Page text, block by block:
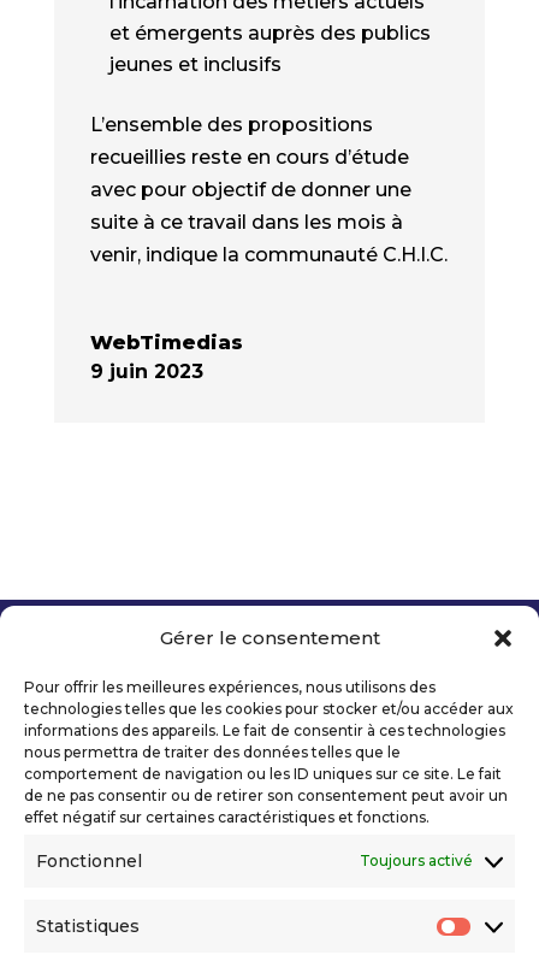
Gérer le consentement
Pour offrir les meilleures expériences, nous utilisons des
technologies telles que les cookies pour stocker et/ou accéder aux
informations des appareils. Le fait de consentir à ces technologies
nous permettra de traiter des données telles que le
comportement de navigation ou les ID uniques sur ce site. Le fait
de ne pas consentir ou de retirer son consentement peut avoir un
effet négatif sur certaines caractéristiques et fonctions.
Fonctionnel Toujours activé
Statistiques
et émergents auprès des publics
jeunes et inclusifs
L’ensemble des propositions
recueillies reste en cours d’étude
avec pour objectif de donner une
suite à ce travail dans les mois à
venir, indique la communauté C.H.I.C.
WebTimedias
9 juin 2023
Mentions légales
Politique de confidentialité
Déclaration d’accessibilité numérique
Ils nous soutiennent